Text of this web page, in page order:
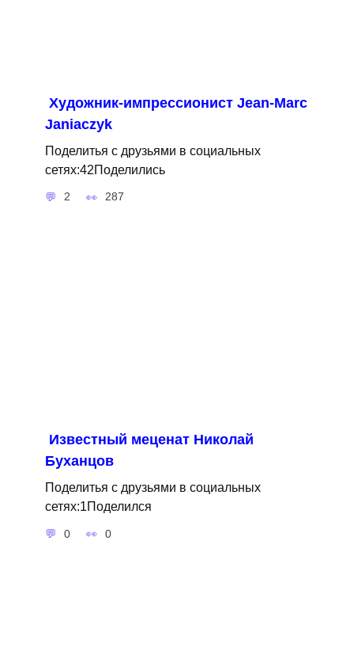
Художник-импрессионист Jean-Marc
Janiaczyk
Поделитья с друзьями в социальных
сетях:42Поделились
2 287
Известный меценат Николай
Буханцов
Поделитья с друзьями в социальных
сетях:1Поделился
0 0